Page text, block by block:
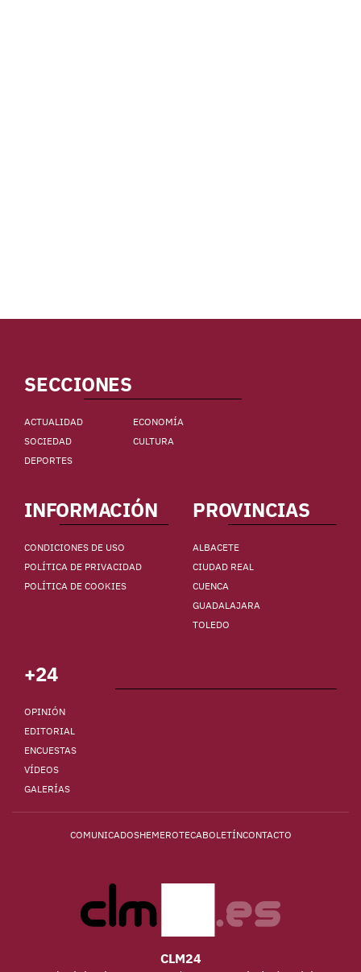
SECCIONES
ACTUALIDAD
ECONOMÍA
SOCIEDAD
CULTURA
DEPORTES
INFORMACIÓN
CONDICIONES DE USO
POLÍTICA DE PRIVACIDAD
POLÍTICA DE COOKIES
PROVINCIAS
ALBACETE
CIUDAD REAL
CUENCA
GUADALAJARA
TOLEDO
+24
OPINIÓN
EDITORIAL
ENCUESTAS
VÍDEOS
GALERÍAS
COMUNICADOSHEMEROTECABOLETÍNCONTACTO
CLM24